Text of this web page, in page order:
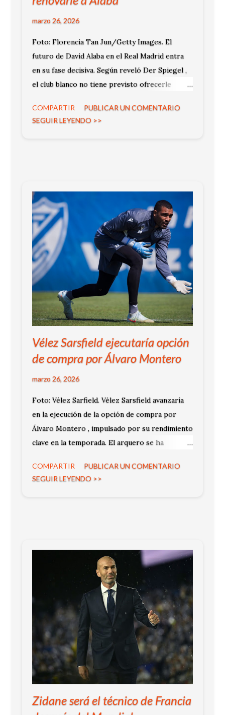
marzo 26, 2026
Foto: Florencia Tan Jun/Getty Images. El
futuro de David Alaba en el Real Madrid entra
en su fase decisiva. Según reveló Der Spiegel ,
el club blanco no tiene previsto ofrecerle
marcando un posible final de ciclo.
COMPARTIR
PUBLICAR UN COMENTARIO
SEGUIR LEYENDO >>
Vélez Sarsfield ejecutaría opción
de compra por Álvaro Montero
marzo 26, 2026
Foto: Vélez Sarfield. Vélez Sarsfield avanzaría
en la ejecución de la opción de compra por
Álvaro Montero , impulsado por su rendimiento
clave en la temporada. El arquero se ha
en el liderato del Grupo A. La operación podría
cerrarse en las próximas semanas.
COMPARTIR
PUBLICAR UN COMENTARIO
SEGUIR LEYENDO >>
Zidane será el técnico de Francia